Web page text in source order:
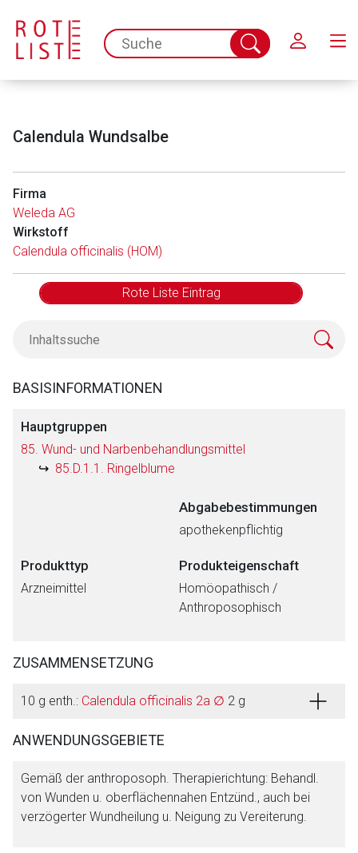
spc.search.input.placeholder
Suche
abschicken
Calendula Wundsalbe
Firma
Weleda AG
Wirkstoff
Calendula officinalis (HOM)
Rote Liste Eintrag
BASISINFORMATIONEN
Hauptgruppen
85. Wund- und Narbenbehandlungsmittel
85.D.1.1. Ringelblume
Abgabebestimmungen
apothekenpflichtig
Produkttyp
Arzneimittel
Produkteigenschaft
Homöopathisch /
Anthroposophisch
ZUSAMMENSETZUNG
10 g enth.: Calendula officinalis 2a ∅ 2 g
ANWENDUNGSGEBIETE
Gemäß der anthroposoph. Therapierichtung: Behandl.
von Wunden u. oberflächennahen Entzünd., auch bei
verzögerter Wundheilung u. Neigung zu Vereiterung.
Aufruf einer externen Seite